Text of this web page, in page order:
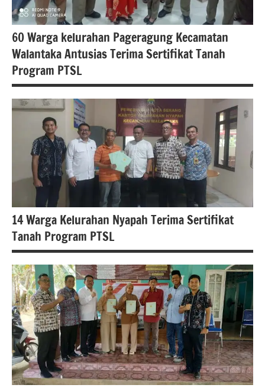
Kota
serang
BPN
provinsi
Banten
ATR/BPN RI
60 Warga kelurahan Pageragung Kecamatan
Walantaka Antusias Terima Sertifikat Tanah
Program PTSL
#PTSL
berita
banten
Berita
kota
serang
Uncategorized
14 Warga Kelurahan Nyapah Terima Sertifikat
Tanah Program PTSL
#PTSL
berita
banten
berita
kecamatan
Walantaka